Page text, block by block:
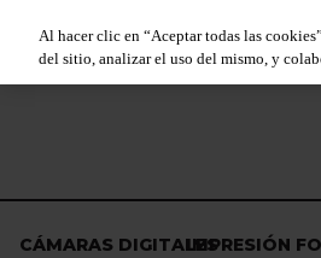
CÁMARAS DIGITALESIMPRESIÓN
Al hacer clic en “Aceptar todas las
del sitio, analizar el uso del mismo, y